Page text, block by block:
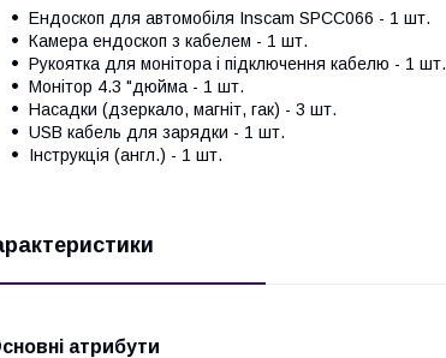
Ендоскоп для автомобіля Inscam SPCC066 - 1 шт.
Камера ендоскоп з кабелем - 1 шт.
Рукоятка для монітора і підключення кабелю - 1 шт.
Монітор 4.3 "дюйма - 1 шт.
Насадки (дзеркало, магніт, гак) - 3 шт.
USB кабель для зарядки - 1 шт.
Інструкція (англ.) - 1 шт.
атрибути